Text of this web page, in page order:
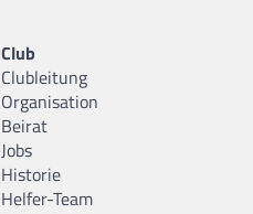
Club
Clubleitung
Organisation
Beirat
Jobs
Historie
Helfer-Team